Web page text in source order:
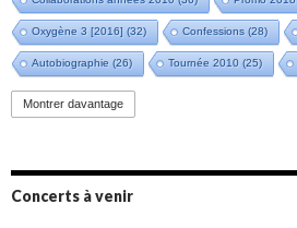
Oxygène 3 [2016] (32) Confessions (28)
Autobiographie (26) Tournée 2010 (25)
Promo 2019(23)
Groupe de Recherche Musicale
Montrer davantage
Concerts à venir